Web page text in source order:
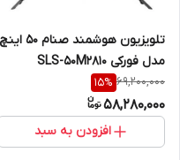
تلویزیون هوشمند صنام ۵۰ اینچ
مدل فورکی SLS-50M2810
69,200,000
15%
58,280,000
افزودن به سبد